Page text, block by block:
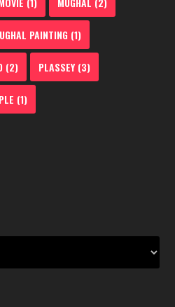
PAINTING (1)
(2) PLASSEY(3)
(1)